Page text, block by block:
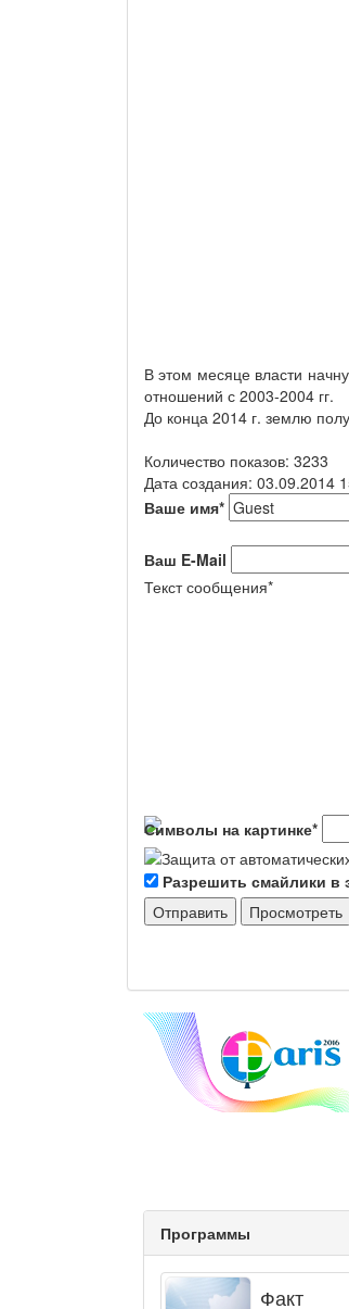
В этом месяце власти
отношений с 2003-2004 гг.
До конца 2014 г. землю
Количество показов: 3233
Дата создания: 03.09.2014
Ваше имя*
Ваш E-Mail
Текст сообщения*
Символы на картинке*
Разрешить смайлики в
Программы
Факт